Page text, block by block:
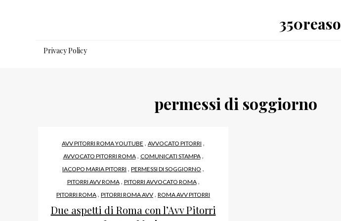
Privacy Policy
permessi di soggiorno
AVV PITORRI ROMA YOUTUBE , AVVOCATO PITORRI ,
AVVOCATO PITORRI ROMA, COMUNICATI STAMPA,
IACOPO MARIA PITORRI , PERMESSI DI SOGGIORNO ,
PITORRI AVV ROMA, PITORRI AVVOCATO ROMA,
PITORRI ROMA , PITORRI ROMA AVV , ROMA AVV PITORRI
Due aspetti di Roma con l’Avv Pitorri